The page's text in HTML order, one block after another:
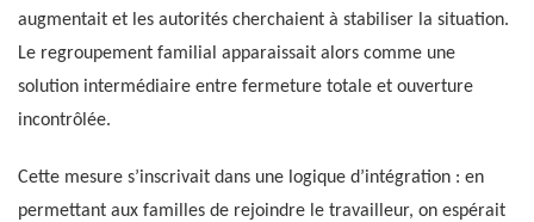
augmentait et les autorités cherchaient à stabiliser la situation.
Le regroupement familial apparaissait alors comme une
solution intermédiaire entre fermeture totale et ouverture
incontrôlée.
Cette mesure s’inscrivait dans une logique d’intégration : en
permettant aux familles de rejoindre le travailleur, on espérait